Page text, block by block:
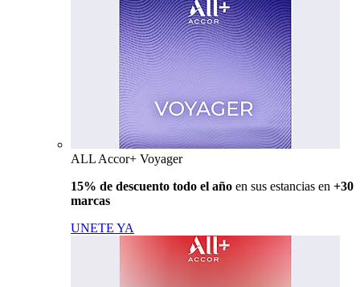
ALL Accor+ Voyager
15% de descuento todo el año en sus estancias en +30
marcas
UNETE YA